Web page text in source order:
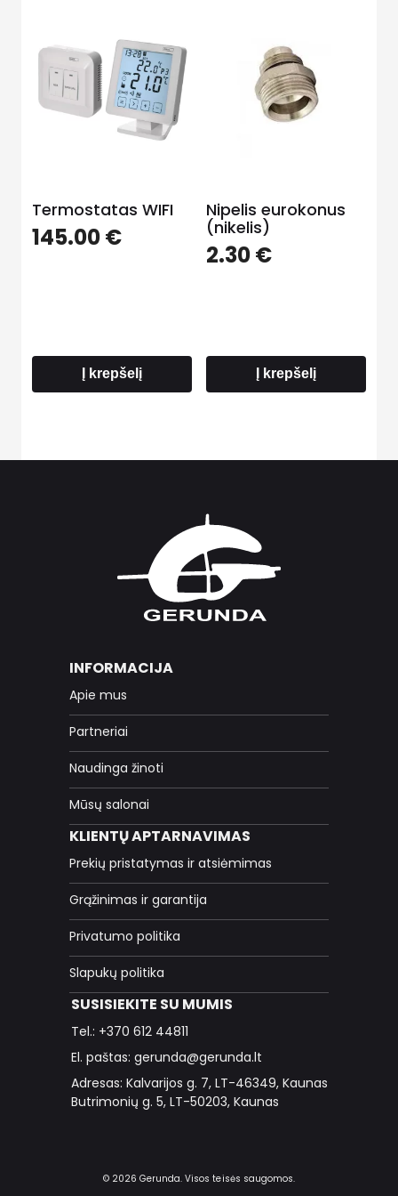
Termostatas WIFI
145.00€
Į krepšelį
Nipelis eurokonus
(nikelis)
2.30€
Į krepšelį
INFORMACIJA
Apie mus
Partneriai
Naudinga žinoti
Mūsų salonai
KLIENTŲ APTARNAVIMAS
Prekių pristatymas ir atsiėmimas
Grąžinimas ir garantija
Privatumo politika
Slapukų politika
SUSISIEKITE SU MUMIS
Tel.: +370 612 44811
El. paštas: gerunda@gerunda.lt
Adresas: Kalvarijos g. 7, LT-46349, Kaunas
Butrimonių g. 5, LT-50203, Kaunas
© 2026 Gerunda. Visos teisės saugomos.